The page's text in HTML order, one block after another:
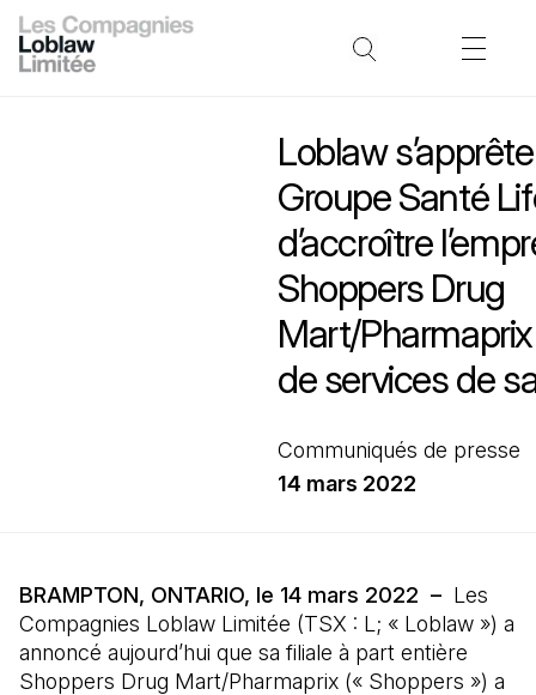
Loblaw
Groupe Santé
d’accroître
Shoppers Drug
Mart/
de services de
Communiqués de presse
14 mars 2022
BRAMPTON, ONTARIO, le 14 mars 2022 – Les
Compagnies Loblaw Limitée (TSX : L; « Loblaw ») a
annoncé aujourd’hui que sa filiale à part entière
Shoppers Drug Mart/Pharmaprix (« Shoppers ») a